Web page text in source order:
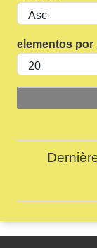
elementos por